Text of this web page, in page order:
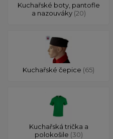
Kuchařské boty, pantofle
a nazouváky (20)
Kuchařské čepice (65)
Kuchařská trička a
polokošile (30)